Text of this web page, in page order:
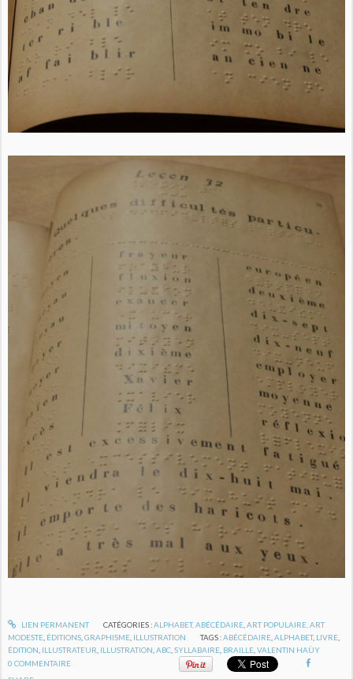
LIEN PERMANENT CATÉGORIES :ALPHABET, ABÉCÉDAIRE, ART POPULAIRE, ART
MODESTE ÉDITIONS ,GRAPHISME ILLUSTRATION TAGS :ABÉCÉDAIRE ,ALPHABET, LIVRE
ÉDITION ILLUSTRATEUR ILLUSTRATION ,ABC ,SYLLABAIRE BRAILLE ,VALENTIN HAÜY
0 COMMENTAIRE